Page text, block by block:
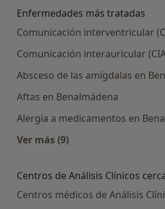
Enfermedades más tratadas
Comunicación interventricular
Comunicación interauricular
Absceso de las amígdalas en
Aftas en Benalmádena
Alergia a medicamentos en
Ver más (9)
Centros de Análisis Clínicos
Centros médicos de Análisis